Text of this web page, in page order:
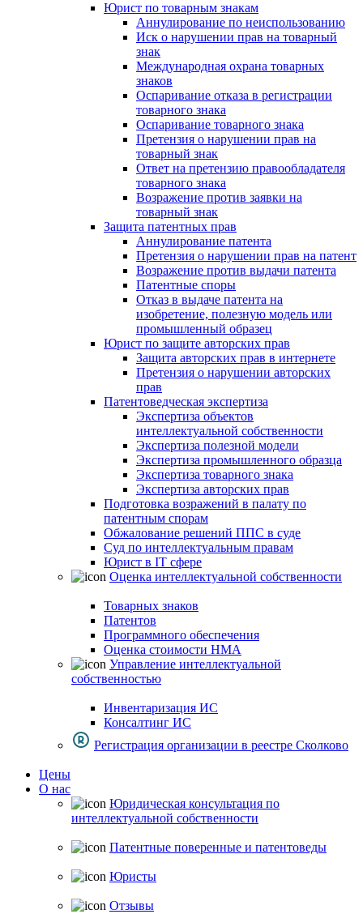
Юрист по товарным знакам
Аннулирование по неиспользованию
Иск о нарушении прав на товарный
знак
Международная охрана товарных
знаков
Оспаривание отказа в регистрации
товарного знака
Оспаривание товарного знака
Претензия о нарушении прав на
товарный знак
Ответ на претензию правообладателя
товарного знака
Возражение против заявки на
товарный знак
Защита патентных прав
Аннулирование патента
Претензия о нарушении прав на патент
Возражение против выдачи патента
Патентные споры
Отказ в выдаче патента на
изобретение, полезную модель или
промышленный образец
Юрист по защите авторских прав
Защита авторских прав в интернете
Претензия о нарушении авторских
прав
Патентоведческая экспертиза
Экспертиза объектов
интеллектуальной собственности
Экспертиза полезной модели
Экспертиза промышленного образца
Экспертиза товарного знака
Экспертиза авторских прав
Подготовка возражений в палату по
патентным спорам
Обжалование решений ППС в суде
Суд по интеллектуальным правам
Юрист в IT сфере
Оценка интеллектуальной собственности
Товарных знаков
Патентов
Программного обеспечения
Оценка стоимости НМА
Управление интеллектуальной
собственностью
Инвентаризация ИС
Консалтинг ИС
Регистрация организации в реестре Сколково
Цены
О нас
Юридическая консультация по
интеллектуальной собственности
Патентные поверенные и патентоведы
Юристы
Отзывы